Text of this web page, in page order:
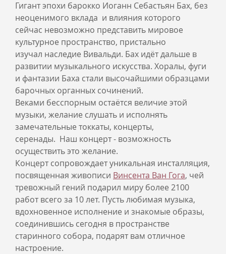
Гигант эпохи барокко Иоганн Себастьян Бах, без
неоценимого вклада и влияния которого
сейчас невозможно представить мировое
культурное пространство, пристально
изучал наследие Вивальди. Бах идёт дальше в
развитии музыкального искусства. Хоралы, фуги
и фантазии Баха стали высочайшими образцами
барочных органных сочинений.
Веками бесспорным остаётся величие этой
музыки, желание слушать и исполнять
замечательные токкаты, концерты,
серенады. Наш концерт - возможность
осуществить это желание.
Концерт сопровождает уникальная инсталляция,
посвященная живописи Винсента Ван Гога, чей
тревожный гений подарил миру более 2100
работ всего за 10 лет. Пусть любимая музыка,
вдохновенное исполнение и знакомые образы,
соединившись сегодня в пространстве
старинного собора, подарят вам отличное
настроение.